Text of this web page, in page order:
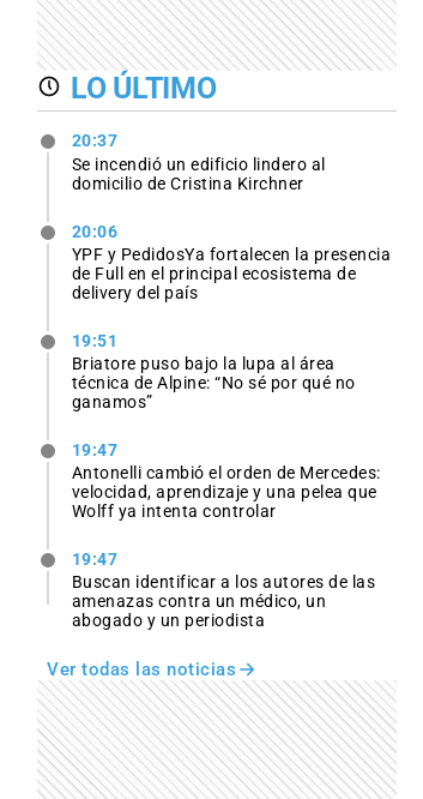
LO ÚLTIMO
20:37
Se incendió un edificio lindero al
domicilio de Cristina Kirchner
20:06
YPF y PedidosYa fortalecen la presencia
de Full en el principal ecosistema de
delivery del país
19:51
Briatore puso bajo la lupa al área
técnica de Alpine: “No sé por qué no
ganamos”
19:47
Antonelli cambió el orden de Mercedes:
velocidad, aprendizaje y una pelea que
Wolff ya intenta controlar
19:47
Buscan identificar a los autores de las
amenazas contra un médico, un
abogado y un periodista
Ver todas las noticias